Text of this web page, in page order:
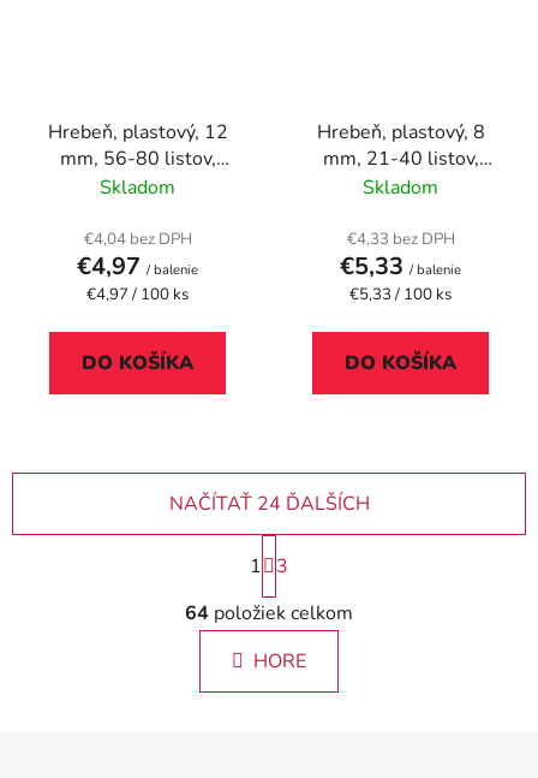
Hrebeň, plastový, 12
mm, 56-80 listov,
VICTORIA OFFICE,
Skladom
€4,04 bez DPH
€4,97 / balenie
Jednotková
€4,97 / 100 ks
DO KOŠÍKA
Hrebeň, plastový, 8
mm, 21-40 listov,
FELLOWES, 100 ks,
Skladom
€4,33 bez DPH
€5,33 / balenie
Jednotková
€5,33 / 100 ks
DO KOŠÍKA
O
v
l
á
d
NAČÍTAŤ 24 ĎALŠÍCH
S
t
r
á
n
k
1
3
64 položiek celkom
HORE